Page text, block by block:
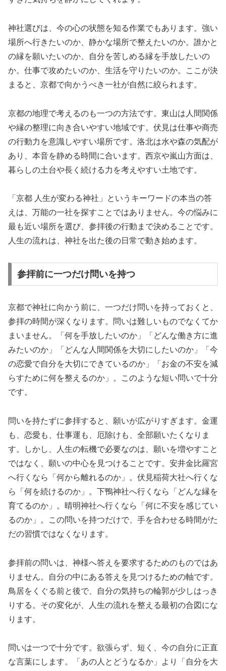
神社選びは、今の心の状態を知る作業でもあります。強い
場所へ行きたいのか、静かな場所で整えたいのか。誰かと
の縁を願いたいのか、自分を苦しめる縁を手放したいの
か。仕事で攻めたいのか、生活を守りたいのか。ここが決
まると、京都で向かうべき一社が自然に絞られます。
京都の地理で考えるのも一つの方法です。東山は人間関係
や縁の整理に向き合いやすい地域です。伏見は仕事や商売
の行動力を意識しやすい場所です。洛北は水や森の気配が
あり、本音を静める時間に合います。西京や嵐山方面は、
暮らしの土台や長く続ける力を考えやすい土地です。
「京都 人生が変わる神社」というキーワードの本当の答
えは、万能の一社を探すことではありません。今の悩みに
最も近い場所を選び、参拝後の行動まで決めることです。
人生の流れは、神社を出た後の日常で動き始めます。
参拝前に一つだけ問いを持つ
京都で神社に向かう前に、一つだけ問いを持っておくと、
参拝の時間が深くなります。問いは難しいものでなくてか
まいません。「何を手放したいのか」「どんな働き方に進
みたいのか」「どんな人間関係を大切にしたいのか」「今
の恋愛で自分を大切にできているのか」「お金の不安を減
らすために何を整えるのか」。このような短い問いで十分
です。
問いを持たずに参拝すると、願いが広がりすぎます。金運
も、恋愛も、仕事運も、厄除けも、全部願いたくなりま
す。しかし、人生の転機で必要なのは、願いを増やすこと
ではなく、願いの中心を見つけることです。安井金比羅宮
へ行くなら「何から離れるのか」。伏見稲荷大社へ行くな
ら「何を続けるのか」。下鴨神社へ行くなら「どんな縁を
育てるのか」。晴明神社へ行くなら「何に不安を感じてい
るのか」。この問いを持つだけで、手を合わせる時間がた
だの習慣ではなくなります。
参拝前の問いは、神様へ答えを要求するためのものではあ
りません。自分の中にある答えを見つけるための軸です。
鳥居をくぐる前と後で、自分の気持ちの輪郭が少しはっき
りする。その変化が、人生の流れを整える最初の合図にな
ります。
問いは一つで十分です。欲張らず、短く、今の自分に正直
な言葉にします。「あの人とどうなるか」より「自分を大